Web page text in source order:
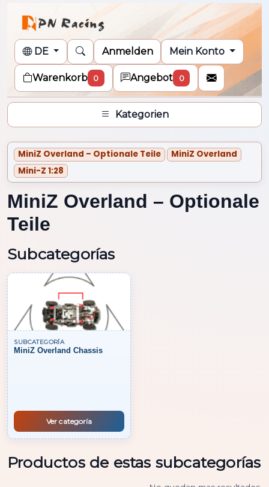
DE Anmelden Mein Konto
Warenkorb 0 Angebot 0
Kategorien
MiniZ Overland – Optionale Teile
MiniZ Overland
Mini-Z 1:28
MiniZ Overland – Optionale
Teile
Subcategorías
SUBCATEGORÍA
MiniZ Overland Chassis
Ver categoría
Productos de estas subcategorías